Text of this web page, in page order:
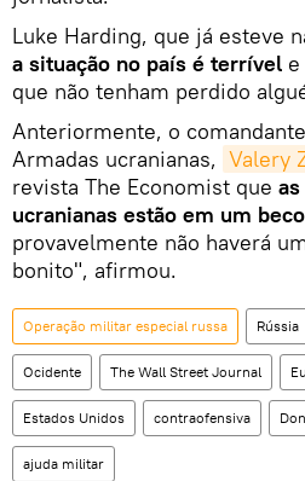
Luke Harding, que já esteve
a situação no país é terrível
que não tenham perdido
Anteriormente, o
Armadas ucranianas, Valery
revista The Economist que
ucranianas estão em um
provavelmente não haverá
bonito", afirmou.
Operação militar especial russa Rússia
Ocidente The Wall Street Journal
Estados Unidos contraofensiva
ajuda militar